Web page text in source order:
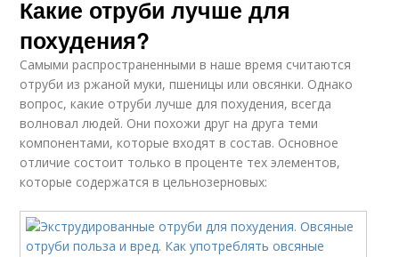
Какие отруби лучше для
похудения?
Самыми распространенными в наше время считаются
отруби из ржаной муки, пшеницы или овсянки. Однако
вопрос, какие отруби лучше для похудения, всегда
волновал людей. Они похожи друг на друга теми
компонентами, которые входят в состав. Основное
отличие состоит только в проценте тех элементов,
которые содержатся в цельнозерновых: